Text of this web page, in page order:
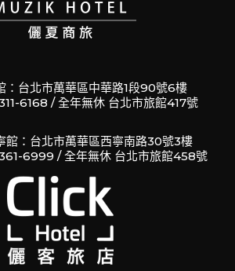
：台北市萬華區中華路1段90號6樓
6168 / 全年無休 台北市旅館417號
館：台北市萬華區西寧南路30號3樓
6999 / 全年無休 台北市旅館458號